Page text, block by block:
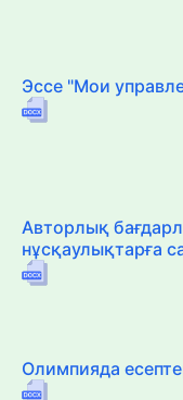
Эссе "Мои
Авторлық
нұсқаулықтарға
Олимпияда